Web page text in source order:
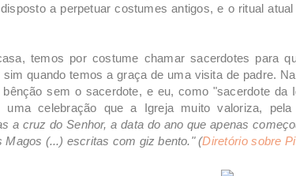
a perpetuar costumes antigos, e o ritual
temos por costume chamar sacerdotes para
sim quando temos a graça de uma visita de padre.
sem o sacerdote, e eu, como "sacerdote da
uma celebração que a Igreja muito valoriza,
a cruz do Senhor, a data do ano que apenas
Magos (...) escritas com giz bento." (Diretório sobre